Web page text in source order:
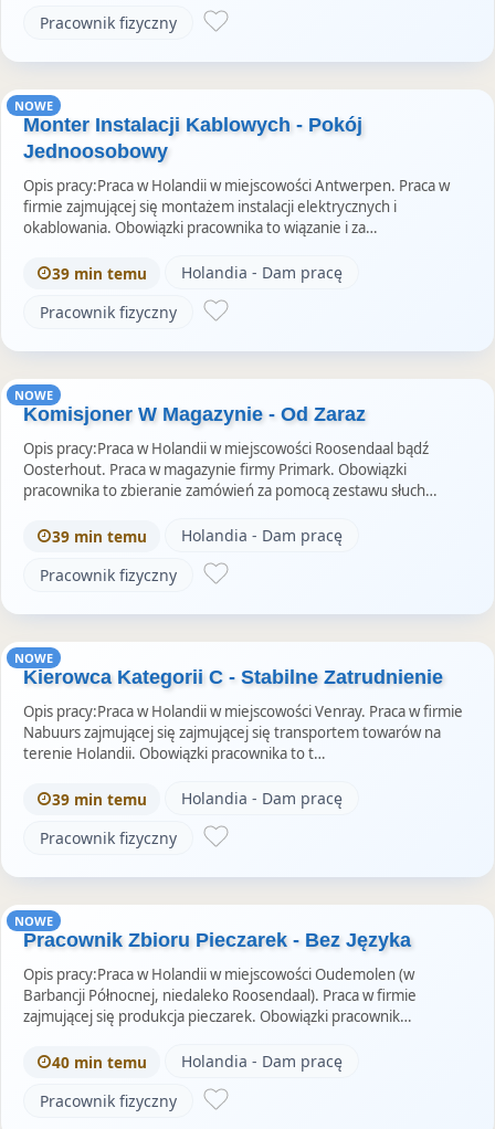
Pracownik fizyczny
NOWE
Monter Instalacji Kablowych - Pokój
Jednoosobowy
Opis pracy:Praca w Holandii w miejscowości Antwerpen. Praca w
firmie zajmującej się montażem instalacji elektrycznych i
okablowania. Obowiązki pracownika to wiązanie i za…
39 min temu
Holandia - Dam pracę
Pracownik fizyczny
NOWE
Komisjoner W Magazynie - Od Zaraz
Opis pracy:Praca w Holandii w miejscowości Roosendaal bądź
Oosterhout. Praca w magazynie firmy Primark. Obowiązki
pracownika to zbieranie zamówień za pomocą zestawu słuch…
39 min temu
Holandia - Dam pracę
Pracownik fizyczny
NOWE
Kierowca Kategorii C - Stabilne Zatrudnienie
Opis pracy:Praca w Holandii w miejscowości Venray. Praca w firmie
Nabuurs zajmującej się zajmującej się transportem towarów na
terenie Holandii. Obowiązki pracownika to t…
39 min temu
Holandia - Dam pracę
Pracownik fizyczny
NOWE
Pracownik Zbioru Pieczarek - Bez Języka
Opis pracy:Praca w Holandii w miejscowości Oudemolen (w
Barbancji Północnej, niedaleko Roosendaal). Praca w firmie
zajmującej się produkcja pieczarek. Obowiązki pracownik…
40 min temu
Holandia - Dam pracę
Pracownik fizyczny